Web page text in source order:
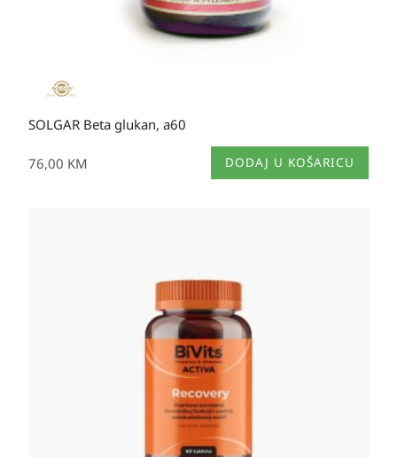
SOLGAR Beta glukan, a60
76,00 KM DODAJ U KOŠARICU